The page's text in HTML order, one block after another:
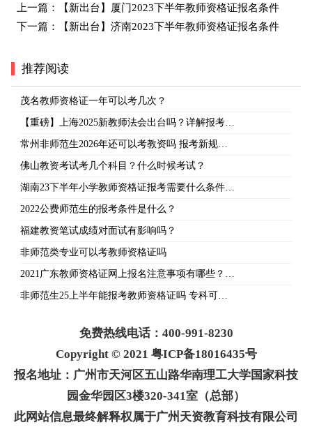
上一篇：
【新出台】厦门2023下半年教师资格证报名条件
下一篇：
【新出台】济南2023下半年教师资格证报名条件
推荐阅读
茂名教师资格证一年可以考几次？
【重磅】上海2025新教师法会出台吗？详解报考…
常州非师范生2026年还可以考教资吗 报考新规…
佛山教资考试考几个科目？什么时候考试？
湖南23下半年小学教师资格证报考需要什么条件…
2022公费师范生的报考条件是什么？
福建教资笔试成绩对面试有影响吗？
非师范类专业可以考教师资格证吗
2021广东教师资格证网上报名注意事项有哪些？…
非师范生25上半年能报考教师资格证吗 专科可…
免费热线电话：400-991-8230
Copyright © 2021 粤ICP备18016435号
报名地址：广州市天河区五山路华南理工大学国家科技
园金华园区3楼320-341室（总部）
此网站信息最终解释权属于广州天资教育科技有限公司